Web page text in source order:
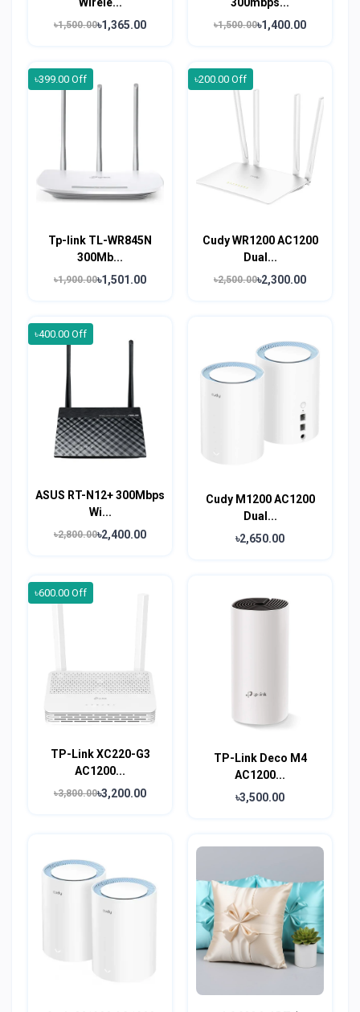
৳1,500.00৳1,365.00 ৳1,500.00৳1,400.00
৳399.00 Off
Tp-link TL-WR845N
300Mb...
৳1,900.00৳1,501.00
৳200.00 Off
Cudy WR1200 AC1200
Dual...
৳2,500.00৳2,300.00
৳400.00 Off
ASUS RT-N12+ 300Mbps
Wi...
৳2,800.00৳2,400.00
Cudy M1200 AC1200
Dual...
৳2,650.00
৳600.00 Off
TP-Link XC220-G3
AC1200...
৳3,800.00৳3,200.00
TP-Link Deco M4
AC1200...
৳3,500.00